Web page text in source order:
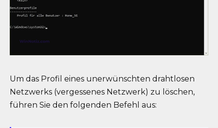
Um das Profil eines unerwünschten drahtlosen
Netzwerks (vergessenes Netzwerk) zu löschen,
führen Sie den folgenden Befehl aus: